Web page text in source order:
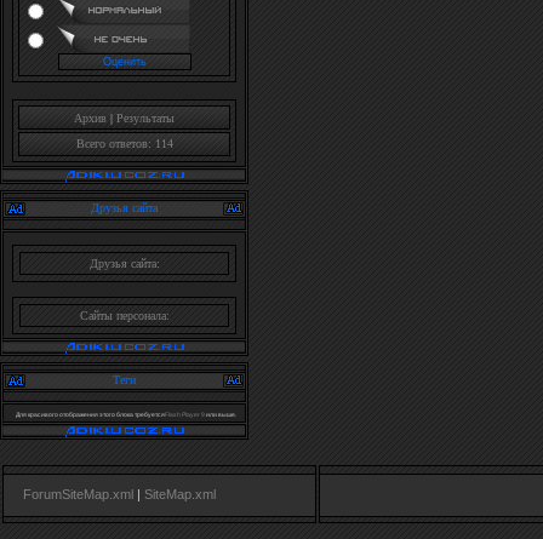
Архив | Результаты
Всего ответов: 114
Друзья сайта
Друзья сайта:
Сайты персонала:
Теги
Для красивого отображения этого блока требуетсяFlash Player 9или выше.
ForumSiteMap.xml | SiteMap.xml